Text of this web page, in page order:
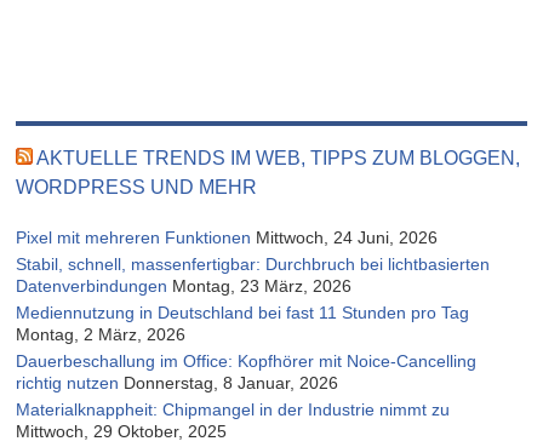
AKTUELLE TRENDS IM WEB, TIPPS ZUM BLOGGEN,
WORDPRESS UND MEHR
Pixel mit mehreren Funktionen Mittwoch, 24 Juni, 2026
Stabil, schnell, massenfertigbar: Durchbruch bei lichtbasierten
Datenverbindungen Montag, 23 März, 2026
Mediennutzung in Deutschland bei fast 11 Stunden pro Tag
Montag, 2 März, 2026
Dauerbeschallung im Office: Kopfhörer mit Noice-Cancelling
richtig nutzen Donnerstag, 8 Januar, 2026
Materialknappheit: Chipmangel in der Industrie nimmt zu
Mittwoch, 29 Oktober, 2025